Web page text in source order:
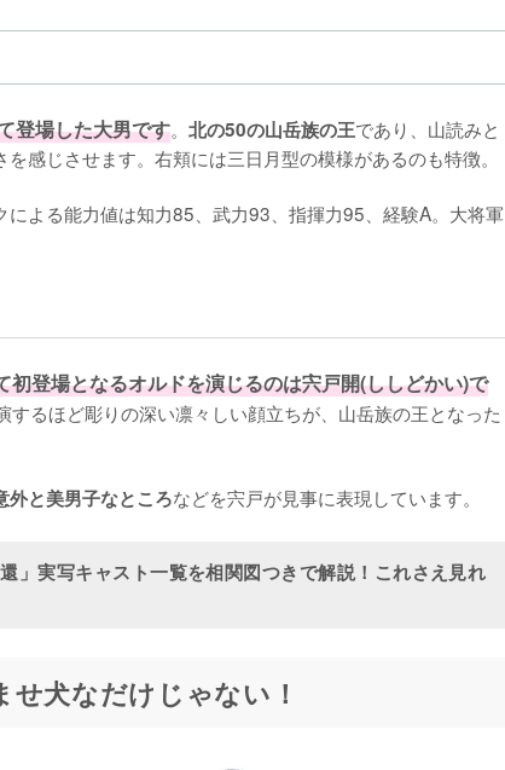
登場した大男です。 北の50の山岳族の王であり、山読みと
感じさせます。右頬には三日月型の模様があるのも特徴。
よる能力値は知力85、武力93、指揮力95、経験A。大将軍
登場となるオルドを演じるのは宍戸開(ししどかい)で
るほど彫りの深い凛々しい顔立ちが、山岳族の王となった
外と美男子なところなどを宍戸が見事に表現しています。
」実写キャスト一覧を相関図つきで解説！これさえ見れ
せ犬なだけじゃない！